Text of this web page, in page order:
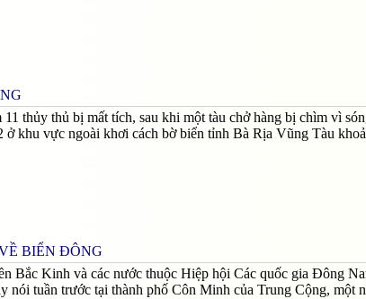
thủy thủ bị mất tích, sau khi một tàu chở hàng bị chìm vì
khu vực ngoài khơi cách bờ biển tỉnh Bà Rịa Vũng Tàu
BIỂN ĐÔNG
Bắc Kinh và các nước thuộc Hiệp hội Các quốc gia Đông
tuần trước tại thành phố Côn Minh của Trung Cộng, một